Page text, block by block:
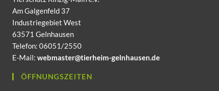
Am Galgenfeld 37
Industriegebiet West
63571 Gelnhausen
Telefon: 06051/2550
E-Mail: webmaster@tierheim-gelnhausen.de
ÖFFNUNGSZEITEN